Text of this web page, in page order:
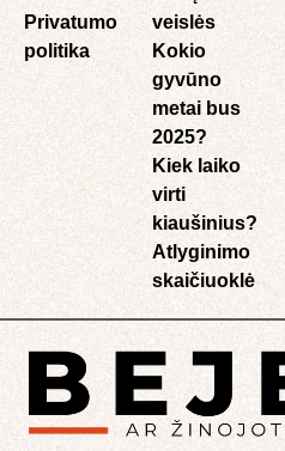
Privatumo
politika
veislės
Kokio
gyvūno
metai bus
2025?
Kiek laiko
virti
kiaušinius?
Atlyginimo
skaičiuoklė​